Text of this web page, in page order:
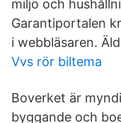
miljö och
Garantiportalen
i webbläsaren.
Vvs rör biltema
Boverket är
byggande och